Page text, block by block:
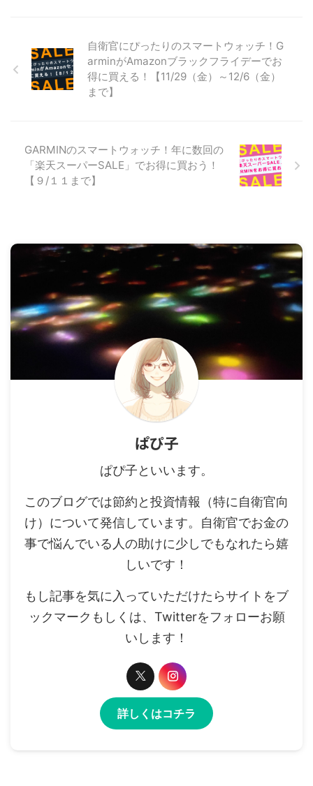
自衛官にぴったりのスマートウォッチ！G
arminがAmazonブラックフライデーでお
得に買える！【11/29（金）～12/6（金）
まで】
GARMINのスマートウォッチ！年に数回の
「楽天スーパーSALE」でお得に買おう！
【９/１１まで】
ぱぴ子
ぱぴ子といいます。
このブログでは節約と投資情報（特に自衛官向
け）について発信しています。自衛官でお金の
事で悩んでいる人の助けに少しでもなれたら嬉
しいです！
もし記事を気に入っていただけたらサイトをブ
ックマークもしくは、Twitterをフォローお願
いします！
詳しくはコチラ